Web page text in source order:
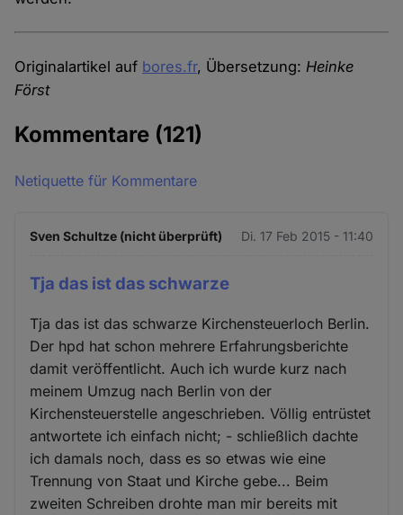
Originalartikel auf bores.fr, Übersetzung: Heinke
Först
Kommentare (121)
Netiquette für Kommentare
Sven Schultze (nicht überprüft) Di. 17 Feb 2015 - 11:40
Tja das ist das schwarze
Tja das ist das schwarze Kirchensteuerloch Berlin.
Der hpd hat schon mehrere Erfahrungsberichte
damit veröffentlicht. Auch ich wurde kurz nach
meinem Umzug nach Berlin von der
Kirchensteuerstelle angeschrieben. Völlig entrüstet
antwortete ich einfach nicht; - schließlich dachte
ich damals noch, dass es so etwas wie eine
Trennung von Staat und Kirche gebe... Beim
zweiten Schreiben drohte man mir bereits mit